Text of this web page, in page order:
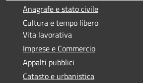
Anagrafe e stato civile
Cultura e tempo libero
Vita lavorativa
Imprese e Commercio
Appalti pubblici
Catasto e urbanistica